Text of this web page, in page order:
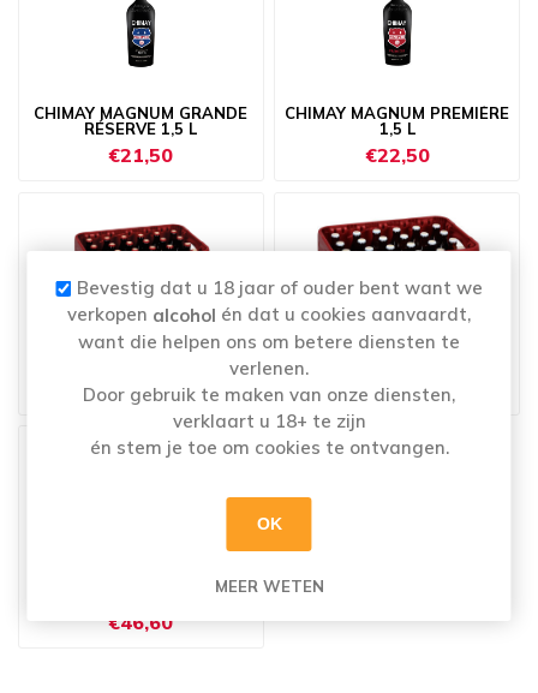
CHIMAY MAGNUM GRANDE
RÉSERVE 1,5 L
€21,50
CHIMAY MAGNUM PREMIÈRE
1,5 L
€22,50
CHIMAY ROOD 7° 24X33CL
€32,00
CHIMAY TRIPEL 8° 24X33CL
€37,70
CHIMAY 150 24X33CL
€46,60
Bevestig dat u 18 jaar of ouder bent want we
verkopen alcohol én dat u cookies aanvaardt,
want die helpen ons om betere diensten te
verlenen.
Door gebruik te maken van onze diensten,
verklaart u 18+ te zijn
én stem je toe om cookies te ontvangen.
OK
MEER WETEN